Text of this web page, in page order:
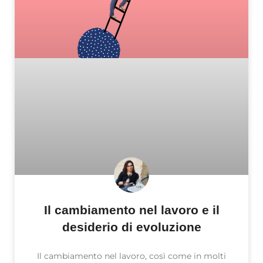
Il cambiamento nel lavoro e il
desiderio di evoluzione
Il cambiamento nel lavoro, così come in molti